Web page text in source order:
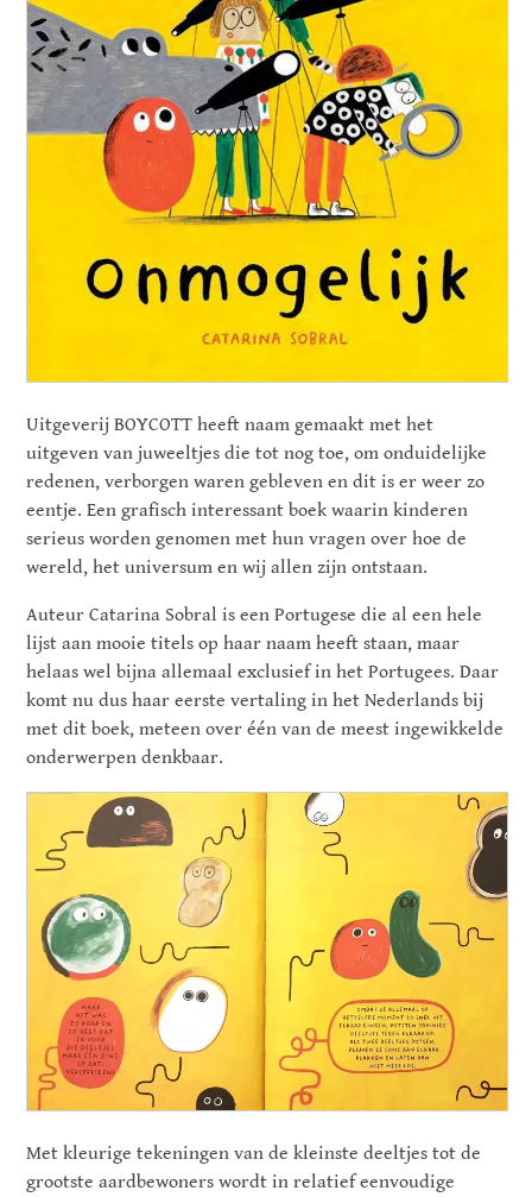
Uitgeverij BOYCOTT heeft naam gemaakt met het
uitgeven van juweeltjes die tot nog toe, om onduidelijke
redenen, verborgen waren gebleven en dit is er weer zo
eentje. Een grafisch interessant boek waarin kinderen
serieus worden genomen met hun vragen over hoe de
wereld, het universum en wij allen zijn ontstaan.
Auteur Catarina Sobral is een Portugese die al een hele
lijst aan mooie titels op haar naam heeft staan, maar
helaas wel bijna allemaal exclusief in het Portugees. Daar
komt nu dus haar eerste vertaling in het Nederlands bij
met dit boek, meteen over één van de meest ingewikkelde
onderwerpen denkbaar.
Met kleurige tekeningen van de kleinste deeltjes tot de
grootste aardbewoners wordt in relatief eenvoudige